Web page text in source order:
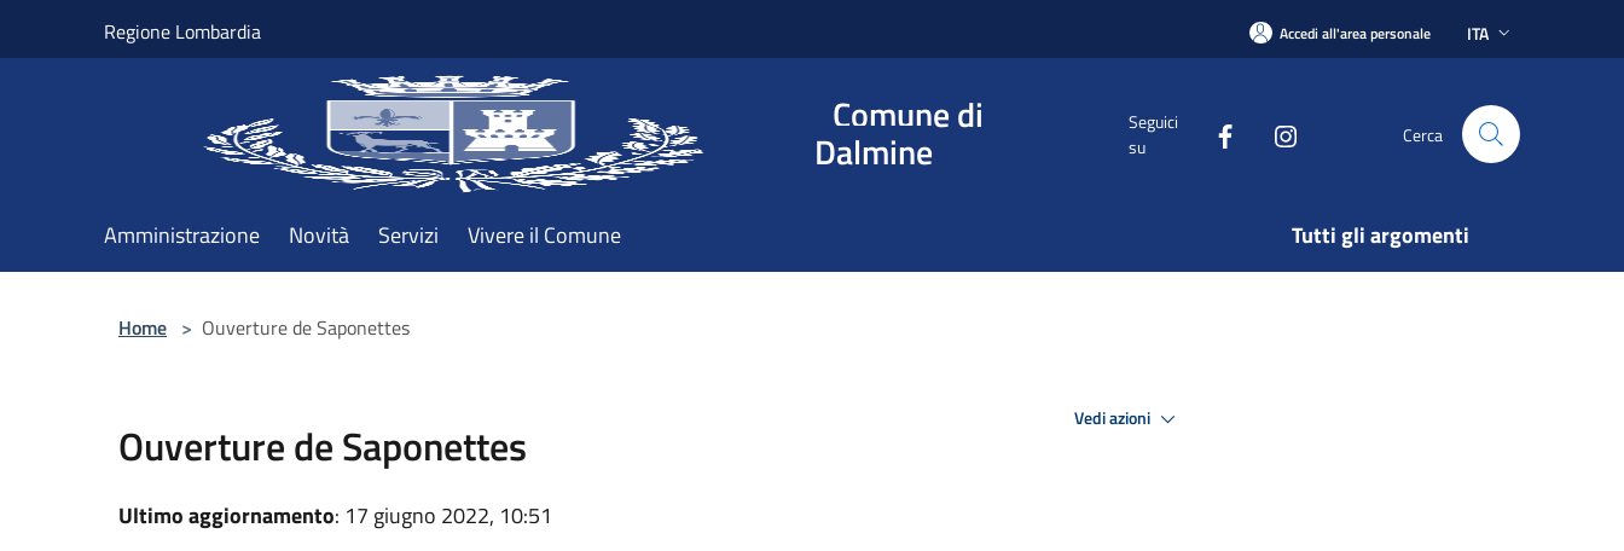
Regione Lombardia Accedi all'area personale ITA
Comune di
Dalmine
Seguici
su
Cerca
Amministrazione Novità Servizi Vivere il Comune Tutti gli argomenti
Home > Ouverture de Saponettes
Ouverture de Saponettes
Ultimo aggiornamento: 17 giugno 2022, 10:51
Vedi azioni